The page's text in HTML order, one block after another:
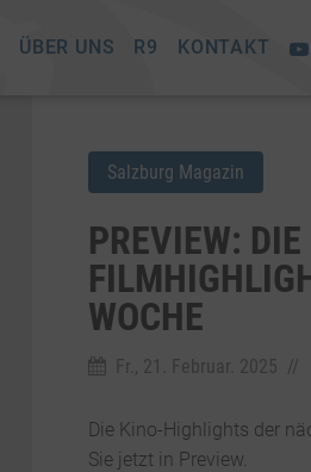
ÜBER UNS R9 KONTAKT
Salzburg Magazin
PREVIEW: DIE
WOCHE
Fr., 21. Februar. 2025 //
Die Kino-Highlights der
Sie jetzt in Preview.